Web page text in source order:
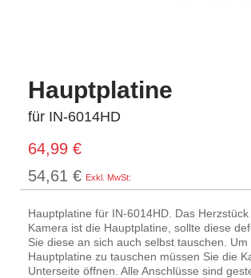
Hauptplatine
für IN-6014HD
64,99 €
54,61 €
Hauptplatine für IN-6014HD. Das
Kamera ist die Hauptplatine, sollte diese
Sie diese an sich auch selbst tauschen. Um
Hauptplatine zu tauschen müssen Sie die
Unterseite öffnen. Alle Anschlüsse sind